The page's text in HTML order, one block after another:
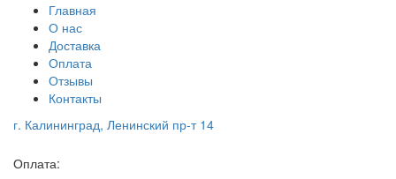
Главная
О нас
Доставка
Оплата
Отзывы
Контакты
г. Калининград, Ленинский пр-т 14
Оплата: